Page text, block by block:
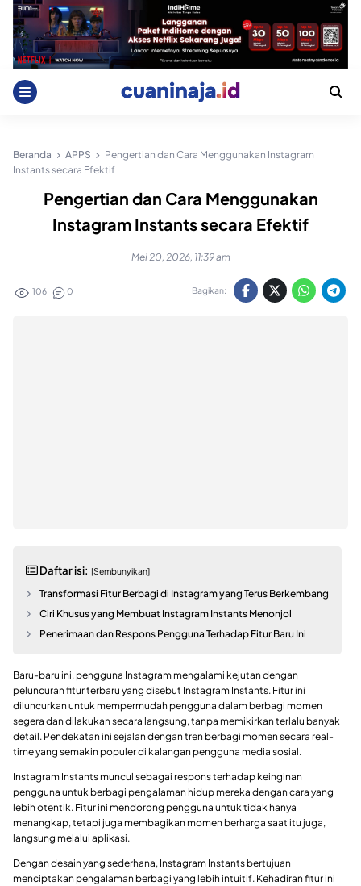
Skip
content
Beranda APPS
Pengertian dan Cara Menggunakan Instagram
Instants secara Efektif
Pengertian dan Cara Menggunakan
Instagram Instants secara Efektif
Mei 20, 2026, 11:39 am
106 0 Bagikan:
Daftar isi: [Sembunyikan]
Transformasi Fitur Berbagi di Instagram yang Terus Berkembang
Ciri Khusus yang Membuat Instagram Instants Menonjol
Penerimaan dan Respons Pengguna Terhadap Fitur Baru Ini
Baru-baru ini, pengguna Instagram mengalami kejutan dengan
peluncuran fitur terbaru yang disebut Instagram Instants. Fitur ini
diluncurkan untuk mempermudah pengguna dalam berbagi momen
segera dan dilakukan secara langsung, tanpa memikirkan terlalu banyak
detail. Pendekatan ini sejalan dengan tren berbagi momen secara real-
time yang semakin populer di kalangan pengguna media sosial.
Instagram Instants muncul sebagai respons terhadap keinginan
pengguna untuk berbagi pengalaman hidup mereka dengan cara yang
lebih otentik. Fitur ini mendorong pengguna untuk tidak hanya
menangkap, tetapi juga membagikan momen berharga saat itu juga,
langsung melalui aplikasi.
Dengan desain yang sederhana, Instagram Instants bertujuan
menciptakan pengalaman berbagi yang lebih intuitif. Kehadiran fitur ini